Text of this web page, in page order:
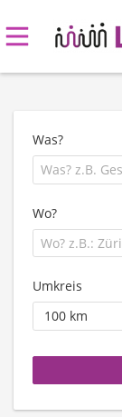
Was?
Wo?
Umkreis